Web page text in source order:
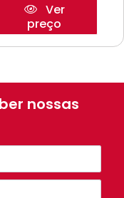
Ver
preço
nossas